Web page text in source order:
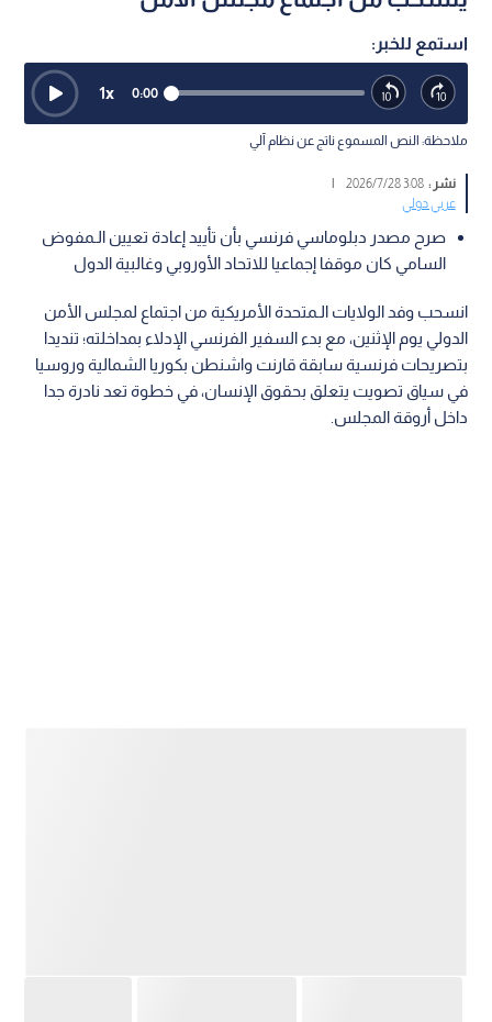
استمع للخبر:
0:00
1x
ملاحظة: النص المسموع ناتج عن نظام آلي
نشر :3:08 2026/7/28
|
عربي دولي
صرح مصدر دبلوماسي فرنسي بأن تأييد إعادة تعيين الـمفوض
السامي كان موقفا إجماعيا للاتحاد الأوروبي وغالبية الدول
انسحب وفد الولايات الـمتحدة الأمريكية من اجتماع لمجلس الأمن
الدولي يوم الإثنين، مع بدء السفير الفرنسي الإدلاء بمداخلته؛ تنديدا
بتصريحات فرنسية سابقة قارنت واشنطن بكوريا الشمالية وروسيا
في سياق تصويت يتعلق بحقوق الإنسان، في خطوة تعد نادرة جدا
داخل أروقة المجلس.